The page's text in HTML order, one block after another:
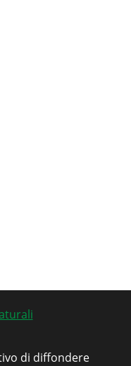
di diffondere